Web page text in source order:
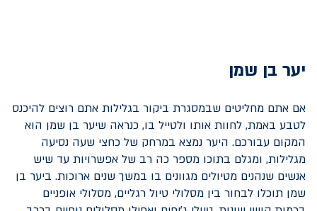
יער בן שמן
אם אתם מחליטים שבמסגרת ביקור בגלילות אתם רוצים להיכנס
לטבע באמת, לחוות אותו ולטייל בו, כנראה שיער בן שמן הוא
המקום עבורכם. היער נמצא במרחק של כחצי שעה נסיעה
מגלילות, ומגלם בתוכו מספר כה רב של אפשרויות עד שיש
אנשים שנהנים מטיולים מגוונים בו במשך שנים ארוכות. ביער בן
שמן תוכלו לבחור בין מסלולי טיול רגליים, מסלולי אופניים